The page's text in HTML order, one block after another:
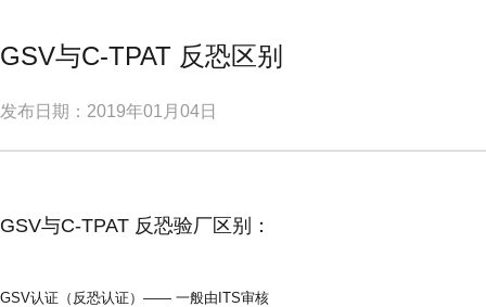
GSV与C-TPAT 反恐区别
发布日期：2019年01月04日
GSV与C-TPAT 反恐验厂区别：
GSV认证（反恐认证）—— 一般由ITS审核